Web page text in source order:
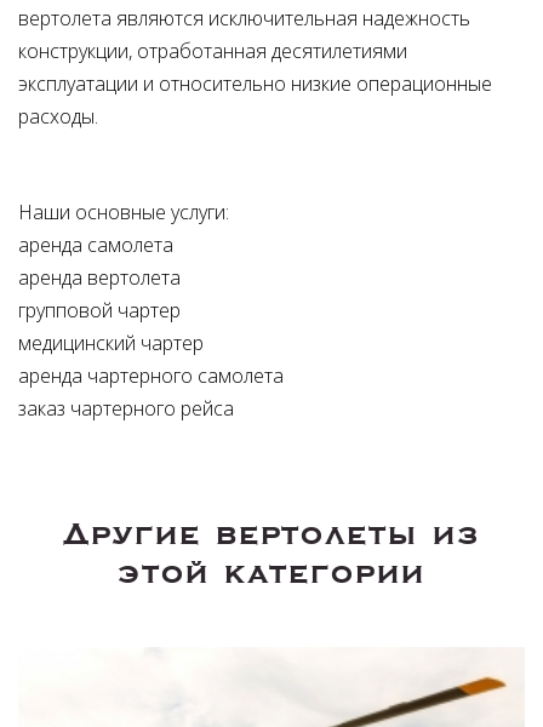
вертолета являются исключительная надежность
конструкции, отработанная десятилетиями
эксплуатации и относительно низкие операционные
расходы.
Наши основные услуги:
аренда самолета
аренда вертолета
групповой чартер
медицинский чартер
аренда чартерного самолета
заказ чартерного рейса
Другие вертолеты из
этой категории